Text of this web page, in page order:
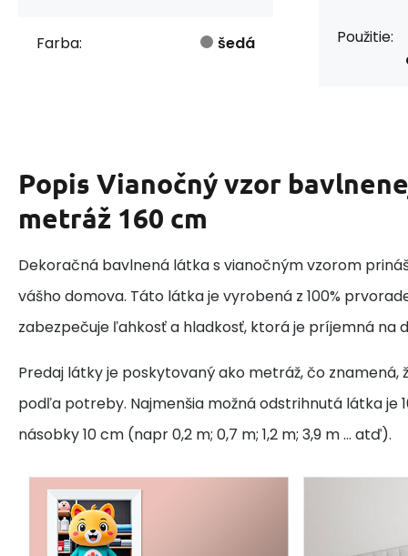
Farba: šedá
Použitie:
Popis Vianočný vzor
metráž 160 cm
Dekoračná bavlnená látka s vianočným vzorom
vášho domova. Táto látka je vyrobená z 100%
zabezpečuje ľahkosť a hladkosť, ktorá je príjemná na
Predaj látky je poskytovaný ako metráž, čo znamená,
podľa potreby. Najmenšia možná odstrihnutá látka je
násobky 10 cm (napr 0,2 m; 0,7 m; 1,2 m; 3,9 m ... atď).